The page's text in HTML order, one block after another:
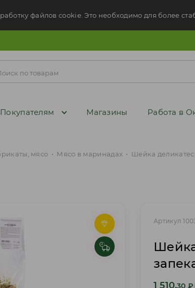
файлов cookie. Это необходимо для более
Покупателям Магазины Работа в
мясо • Мясо в маринадах • Шейка
Артикул
1 510.30 ₽